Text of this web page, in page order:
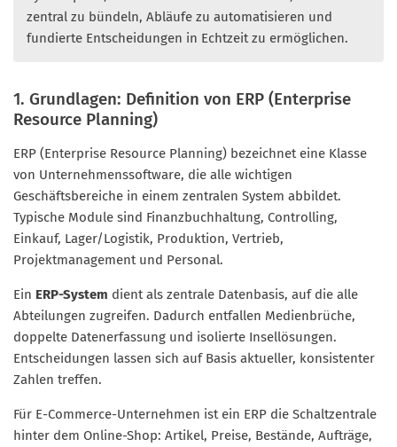
zentral zu bündeln, Abläufe zu automatisieren und
fundierte Entscheidungen in Echtzeit zu ermöglichen.
1. Grundlagen: Definition von ERP (Enterprise
Resource Planning)
ERP (Enterprise Resource Planning) bezeichnet eine Klasse
von Unternehmenssoftware, die alle wichtigen
Geschäftsbereiche in einem zentralen System abbildet.
Typische Module sind Finanzbuchhaltung, Controlling,
Einkauf, Lager/Logistik, Produktion, Vertrieb,
Projektmanagement und Personal.
Ein ERP-System dient als zentrale Datenbasis, auf die alle
Abteilungen zugreifen. Dadurch entfallen Medienbrüche,
doppelte Datenerfassung und isolierte Insellösungen.
Entscheidungen lassen sich auf Basis aktueller, konsistenter
Zahlen treffen.
Für E-Commerce-Unternehmen ist ein ERP die Schaltzentrale
hinter dem Online-Shop: Artikel, Preise, Bestände, Aufträge,